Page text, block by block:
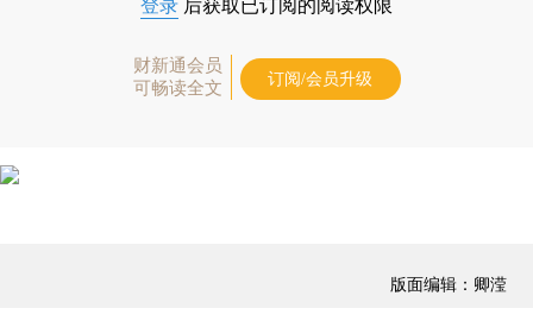
登录 后获取已订阅的阅读权限
财新通会员
可畅读全文
订阅/会员升级
版面编辑：卿滢